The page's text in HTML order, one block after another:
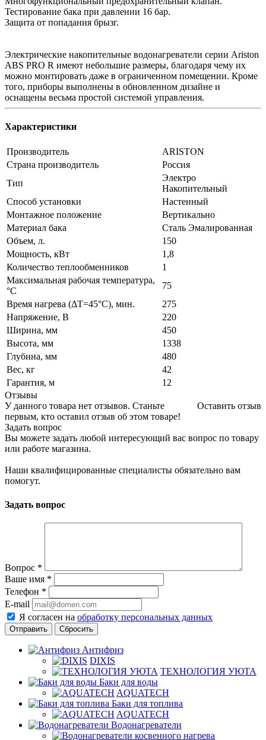
Тестирование бака при давлении 16 бар.
Защита от попадания брызг.
Электрические накопительные водонагреватели серии Ariston
ABS PRO R имеют небольшие размеры, благодаря чему их
можно монтировать даже в ограниченном помещении. Кроме
того, приборы выполнены в обновленном дизайне и
оснащены весьма простой системой управления.
Характеристики
Производитель
ARISTON
Страна производитель
Россия
Тип
Электро
Накопительный
Способ установки
Настенный
Монтажное положение
Вертикально
Материал бака
Сталь Эмалированная
Объем, л.
150
Мощность, кВт
1,8
Количество теплообменников
1
Максимальная рабочая температура,
°C
75
Время нагрева (ΔT=45°С), мин.
275
Напряжение, В
220
Ширина, мм
450
Высота, мм
1338
Глубина, мм
480
Вес, кг
42
Гарантия, м
12
Отзывы
Оставить отзыв
У данного товара нет отзывов. Станьте
первым, кто оставил отзыв об этом товаре!
Задать вопрос
Вы можете задать любой интересующий вас вопрос по товару
или работе магазина.
Наши квалифицированные специалисты обязательно вам
помогут.
Задать вопрос
Вопрос *
Ваше имя *
Телефон *
E-mail
Я согласен на обработку персональных данных
Сбросить
Антифриз
DIXIS
ТЕХНОЛОГИЯ УЮТА
Баки для воды
AQUATECH
Баки для топлива
AQUATECH
Водонагреватели